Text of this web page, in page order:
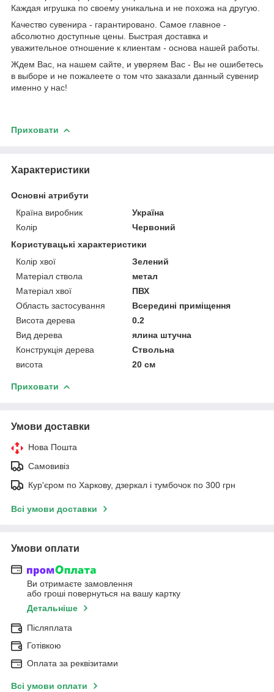
Каждая игрушка по своему уникальна и не похожа на другую.
Качество сувенира - гарантировано. Самое главное -
абсолютно доступные цены. Быстрая доставка и
уважительное отношение к клиентам - основа нашей работы.
Ждем Вас, на нашем сайте, и уверяем Вас - Вы не ошибетесь
в выборе и не пожалеете о том что заказали данный сувенир
именно у нас!
Приховати
Характеристики
Основні атрибути
Країна виробник
Україна
Колір
Червоний
Користувацькі характеристики
Колір хвої
Зелений
Матеріал ствола
метал
Матеріал хвої
ПВХ
Область застосування
Всередині приміщення
Висота дерева
0.2
Вид дерева
ялина штучна
Конструкція дерева
Ствольна
висота
20 см
Приховати
Умови доставки
Нова Пошта
Самовивіз
Кур'єром по Харкову, дзеркал і тумбочок по 300 грн
Всі умови доставки
Умови оплати
Ви отримаєте замовлення
або гроші повернуться на вашу картку
Детальніше
Післяплата
Готівкою
Оплата за реквізитами
Всі умови оплати